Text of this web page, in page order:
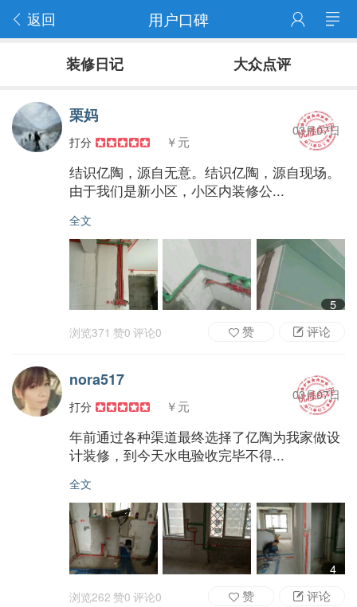
返回 用户口碑
装修日记 大众点评
栗妈
打分 ￥元
03月07日
结识亿陶，源自无意。结识亿陶，源自现场。
由于我们是新小区，小区内装修公...
全文
5
浏览371 赞0 评论0 评论
赞
nora517
打分 ￥元
03月07日
年前通过各种渠道最终选择了亿陶为我家做设
计装修，到今天水电验收完毕不得...
全文
4
浏览262 赞0 评论0 评论
赞